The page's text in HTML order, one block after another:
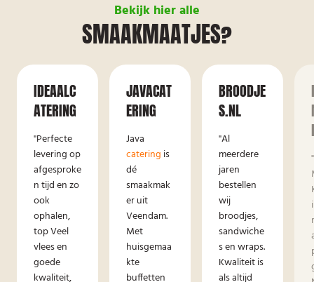
Bekijk hier alle
SMAAKMAATJES?
IDEAALC
ATERING
"Perfecte
levering op
afgesproke
n tijd en zo
ook
ophalen,
top Veel
vlees en
goede
kwaliteit,
JAVACAT
ERING
Java
catering is
dé
smaakmak
er uit
Veendam.
Met
huisgemaa
kte
buffetten
BROODJE
S.NL
"Al
meerdere
jaren
bestellen
wij
broodjes,
sandwiche
s en wraps.
Kwaliteit is
als altijd